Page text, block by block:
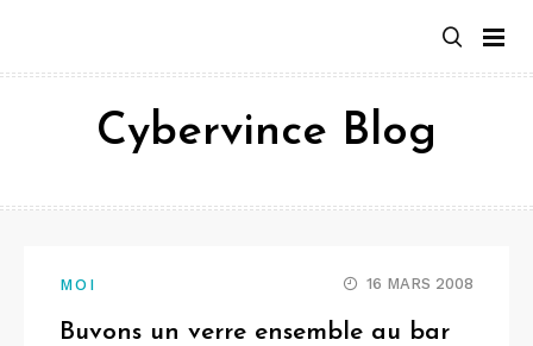
contenu
Cybervince Blog
MOI 16 MARS 2008
Buvons un verre ensemble au bar